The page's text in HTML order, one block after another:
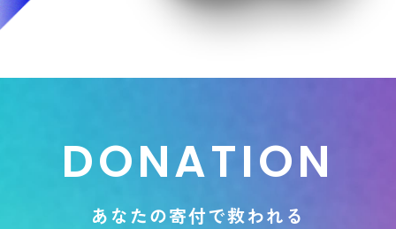
DONATION
あ な たの寄付で救われ る